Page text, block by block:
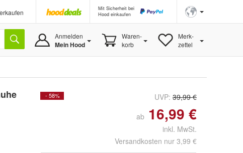
Mit Sicherheit bei
Hood einkaufen
Anmelden
Mein Hood
Waren-
korb
Merk-
zettel
- 58% UVP: 39,99 €
ab 16,99 €
inkl. MwSt.
Versandkosten nur 3,99 €